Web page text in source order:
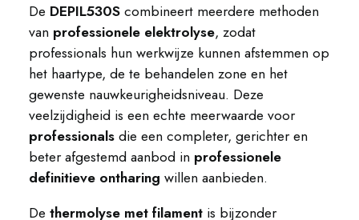
De DEPIL530Scombineert meerdere methoden
van professionele elektrolyse, zodat
professionals hun werkwijze kunnen afstemmen op
het haartype, de te behandelen zone en het
gewenste nauwkeurigheidsniveau. Deze
veelzijdigheid is een echte meerwaarde voor
professionalsdie een completer, gerichter en
beter afgestemd aanbod in professionele
definitieve ontharing willen aanbieden.
De thermolyse met filament is bijzonder